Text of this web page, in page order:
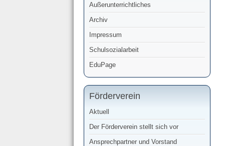
Außerunterrichtliches
Archiv
Impressum
Schulsozialarbeit
EduPage
Förderverein
Aktuell
Der Förderverein stellt sich vor
Ansprechpartner und Vorstand